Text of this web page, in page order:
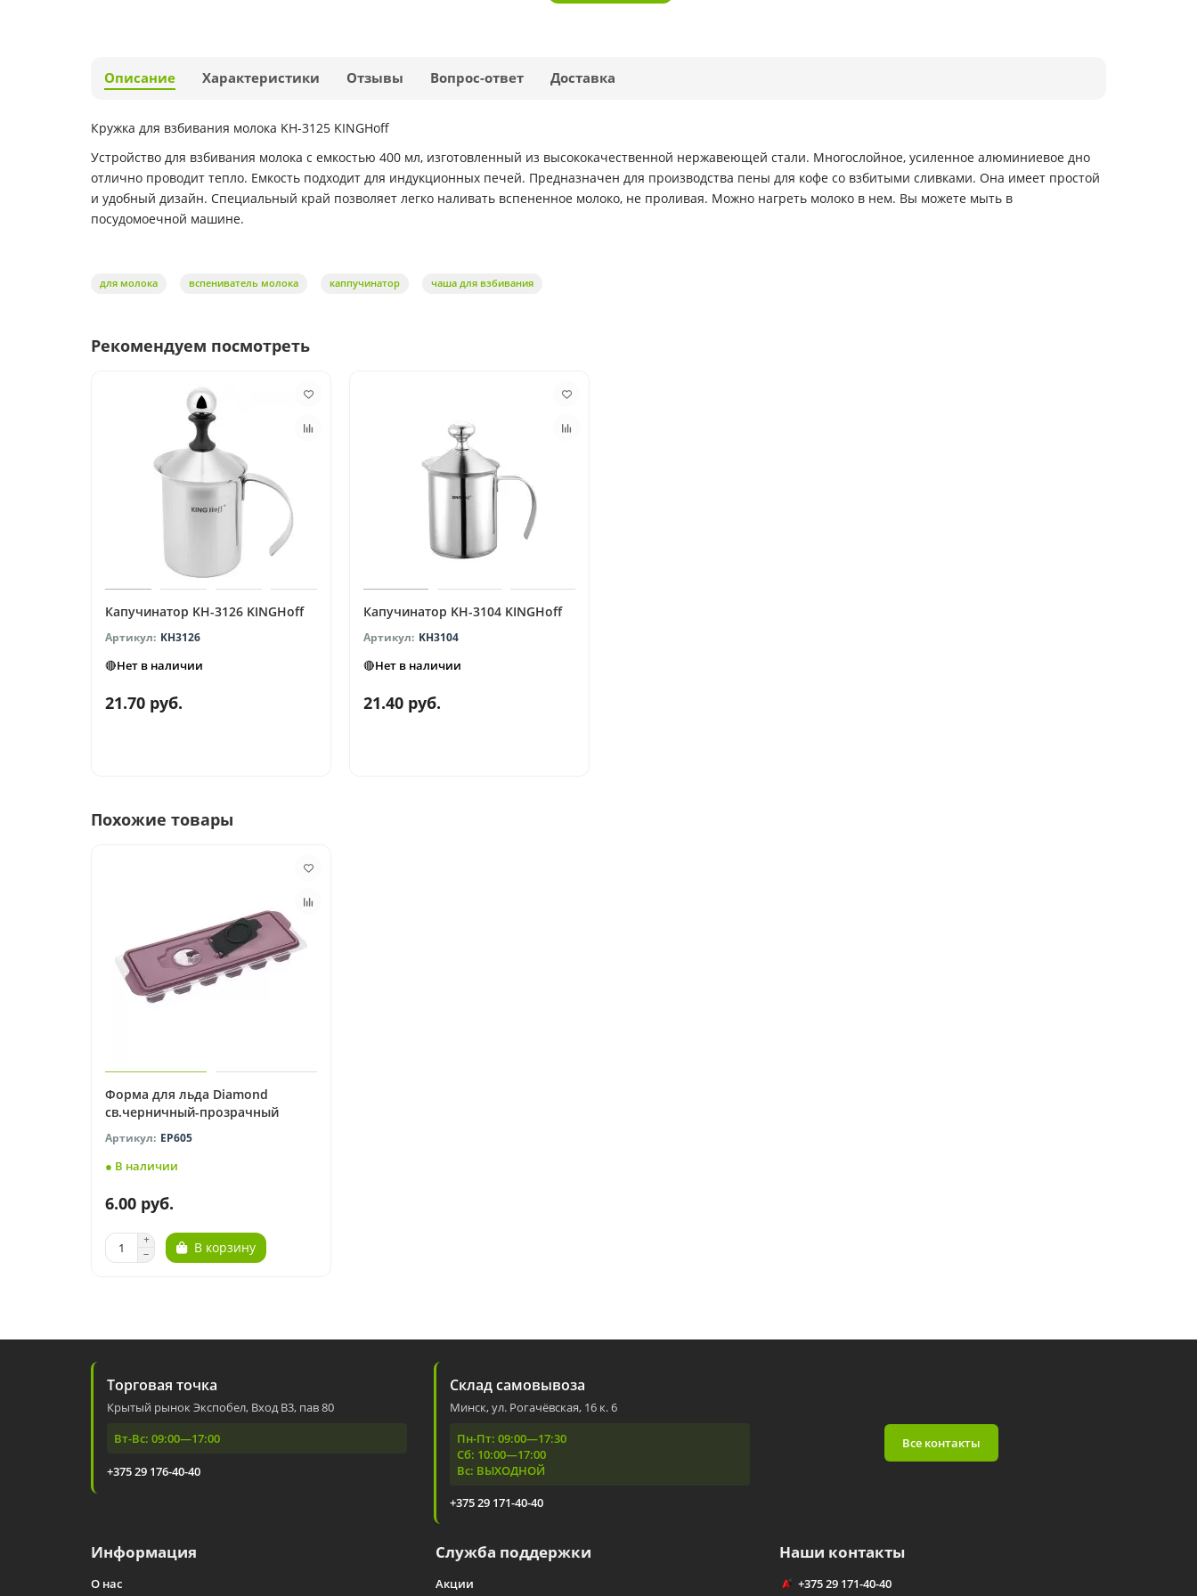
Описание Характеристики Отзывы Вопрос-ответ Доставка
Кружка для взбивания молока KH-3125 KINGHoff
Устройство для взбивания молока с емкостью 400 мл, изготовленный из высококачественной нержавеющей стали. Многослойное, усиленное алюминиевое дно
отлично проводит тепло. Емкость подходит для индукционных печей. Предназначен для производства пены для кофе со взбитыми сливками. Она имеет простой
и удобный дизайн. Специальный край позволяет легко наливать вспененное молоко, не проливая. Можно нагреть молоко в нем. Вы можете мыть в
посудомоечной машине.
для молока вспениватель молока каппучинатор чаша для взбивания
Рекомендуем посмотреть
Капучинатор KH-3126 KINGHoff
KH3126
🔴Нет в наличии
21.70 руб.
Капучинатор KH-3104 KINGHoff
KH3104
🔴Нет в наличии
21.40 руб.
Похожие товары
Форма для льда Diamond
св.черничный-прозрачный
EP605
● В наличии
6.00 руб.
В корзину
Торговая точка
Крытый рынок Экспобел, Вход В3, пав 80
Вт-Вс: 09:00—17:00
+375 29 176-40-40
Склад самовывоза
Минск, ул. Рогачёвская, 16 к. 6
Пн-Пт: 09:00—17:30
Сб: 10:00—17:00
Вс: ВЫХОДНОЙ
+375 29 171-40-40
Все контакты
Информация
О нас
Служба поддержки
Акции
Наши контакты
+375 29 171-40-40